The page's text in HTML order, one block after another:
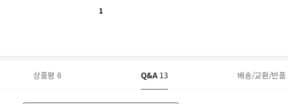
1
상품평 8 Q&A 13 배송/교환/반품